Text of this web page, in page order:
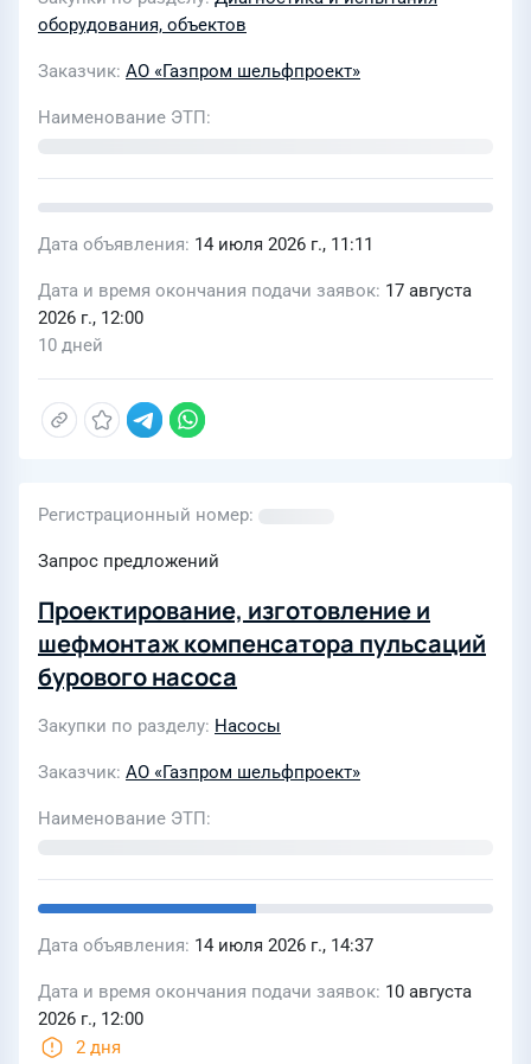
сияние»
оборудования, объектов
Заказчик АО «Газпром шельфпроект»
Наименование ЭТП
Дата объявления 14 июля 2026 г., 11:11
Дата и время окончания подачи заявок 17 августа
2026 г., 12:00
10 дней
Регистрационный номер
Запрос предложений
Проектирование, изготовление и
шефмонтаж компенсатора пульсаций
бурового насоса
Закупки по разделу Насосы
Заказчик АО «Газпром шельфпроект»
Наименование ЭТП
Дата объявления 14 июля 2026 г., 14:37
Дата и время окончания подачи заявок 10 августа
2026 г., 12:00
2 дня